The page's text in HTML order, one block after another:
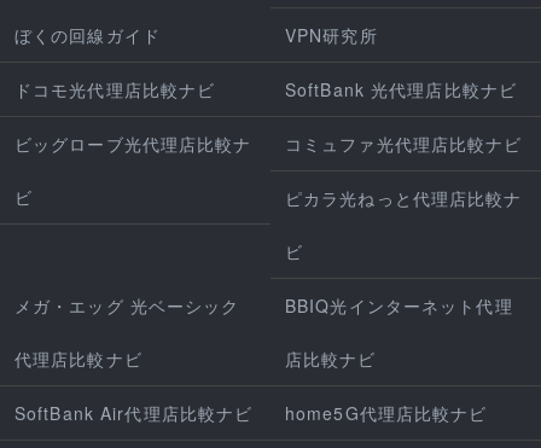
ぼくの回線ガイド VPN研究所
ドコモ光代理店比較ナビ SoftBank 光代理店比較ナビ
ビッグローブ光代理店比較ナ
ビ
コミュファ光代理店比較ナビ
ピカラ光ねっと代理店比較ナ
ビ
メガ・エッグ 光ベーシック
代理店比較ナビ
BBIQ光インターネット代理
店比較ナビ
SoftBank Air代理店比較ナビ home5G代理店比較ナビ